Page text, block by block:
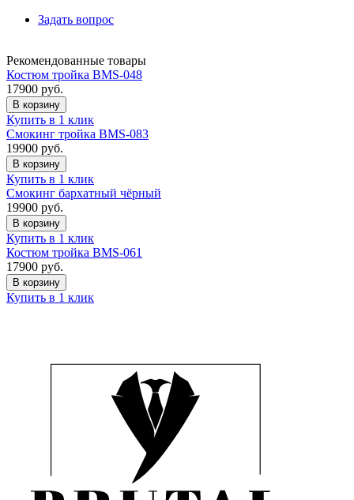
Задать вопрос
Рекомендованные товары
Костюм тройка BMS-048
17900 руб.
В корзину
Купить в 1 клик
Смокинг тройка BMS-083
19900 руб.
В корзину
Купить в 1 клик
Смокинг бархатный чёрный
19900 руб.
В корзину
Купить в 1 клик
Костюм тройка BMS-061
17900 руб.
В корзину
Купить в 1 клик